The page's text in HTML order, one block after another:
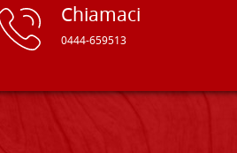
Chiamaci
0444-659513